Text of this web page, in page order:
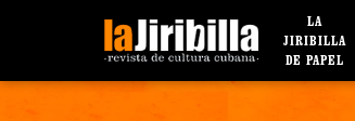
LA
JIRIBILLA
DE PAPEL